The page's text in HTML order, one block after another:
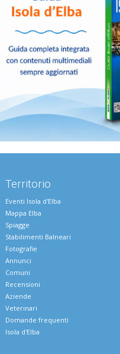
Territorio
Eventi Isola d'Elba
Mappa Elba
Spiagge
Stabilimenti Balneari
Fotografie
Annunci
Comuni
Recensioni
Aziende
Veterinari
Domande frequenti
Isola d'Elba